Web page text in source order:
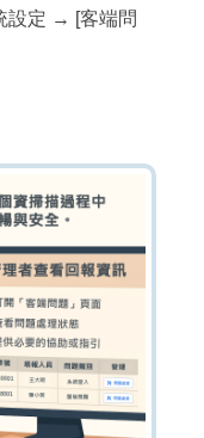
設定 → [客端問